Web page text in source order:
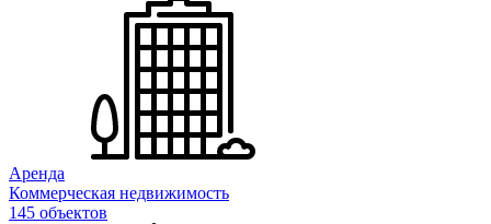
Аренда
Коммерческая недвижимость
145 объектов